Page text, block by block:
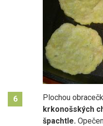
6 Plochou
krkonošských
špachtle.